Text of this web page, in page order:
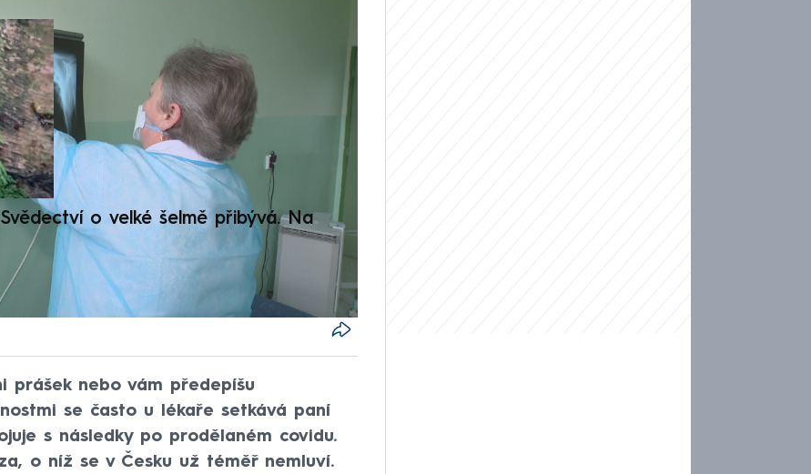
o velké šelmě přibývá. Na
prášek nebo vám předepíšu
se často u lékaře setkává paní
s následky po prodělaném covidu.
o níž se v Česku už téměř nemluví.